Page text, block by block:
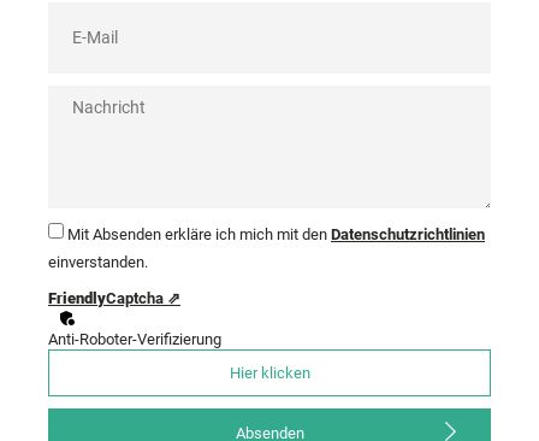
Mit Absenden erkläre ich mich mit den Datenschutzrichtlinien
einverstanden.
Anti-Roboter-Verifizierung
Hier klicken
FriendlyCaptcha ⇗
Absenden